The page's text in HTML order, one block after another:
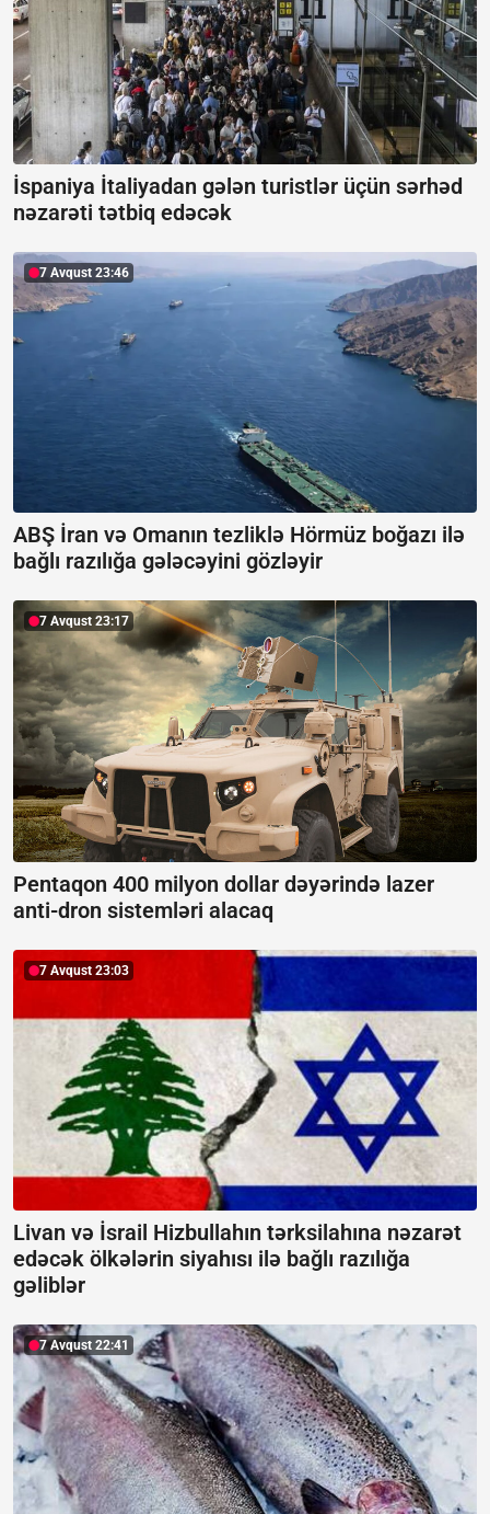
İspaniya İtaliyadan gələn turistlər üçün sərhəd
nəzarəti tətbiq edəcək
7 Avqust 23:46
ABŞ İran və Omanın tezliklə Hörmüz boğazı ilə
bağlı razılığa gələcəyini gözləyir
7 Avqust 23:17
Pentaqon 400 milyon dollar dəyərində lazer
anti-dron sistemləri alacaq
7 Avqust 23:03
Livan və İsrail Hizbullahın tərksilahına nəzarət
edəcək ölkələrin siyahısı ilə bağlı razılığa
gəliblər
7 Avqust 22:41